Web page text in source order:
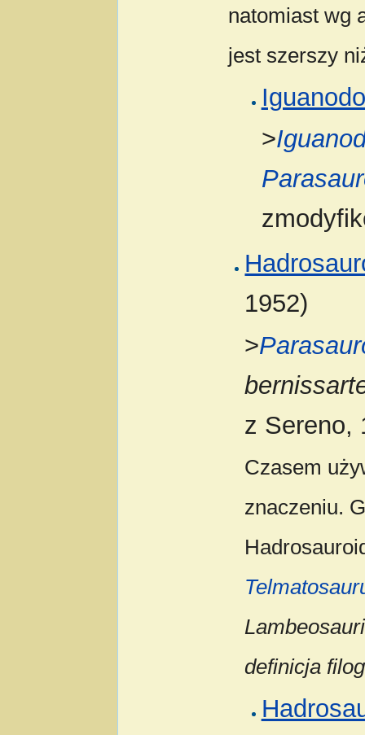
natomiast wg
jest szerszy
>
1952)
>
z Sereno,
Czasem
znaczeniu.
definicja